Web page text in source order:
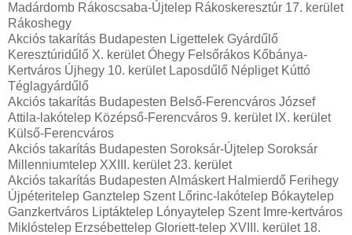
Madárdomb Rákoscsaba-Újtelep Rákoskeresztúr 17. kerület
Rákoshegy
Akciós takarítás Budapesten Ligettelek Gyárdűlő
Keresztúridűlő X. kerület Óhegy Felsőrákos Kőbánya-
Kertváros Újhegy 10. kerület Laposdűlő Népliget Kúttó
Téglagyárdűlő
Akciós takarítás Budapesten Belső-Ferencváros József
Attila-lakótelep Középső-Ferencváros 9. kerület IX. kerület
Külső-Ferencváros
Akciós takarítás Budapesten Soroksár-Újtelep Soroksár
Millenniumtelep XXIII. kerület 23. kerület
Akciós takarítás Budapesten Almáskert Halmierdő Ferihegy
Újpéteritelep Ganztelep Szent Lőrinc-lakótelep Bókaytelep
Ganzkertváros Liptáktelep Lónyaytelep Szent Imre-kertváros
Miklóstelep Erzsébettelep Gloriett-telep XVIII. kerület 18.